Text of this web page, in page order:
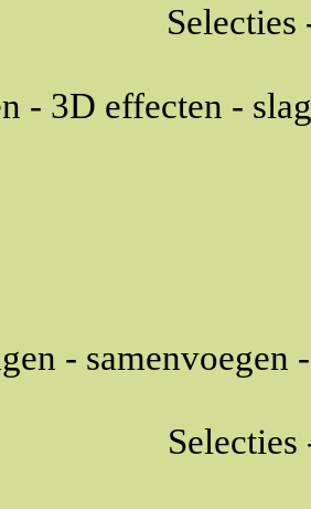
Selecties
- 3D effecten -
- samenvoegen
Selecties